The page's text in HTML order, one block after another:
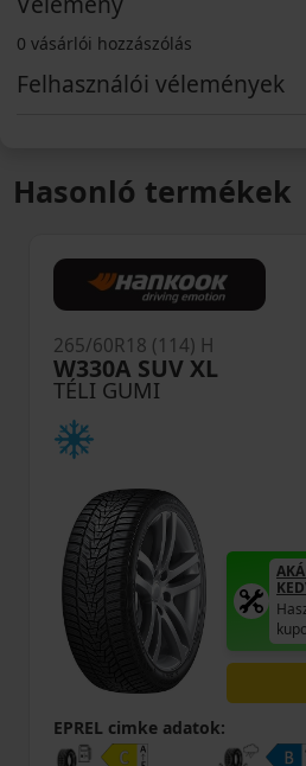
0 vásárlói hozzászólás
Felhasználói vélemények
Hasonló termékek
TÉLI GUMI
W330A SUV XL
265/60R18 (114) H
EPREL cimke adatok: